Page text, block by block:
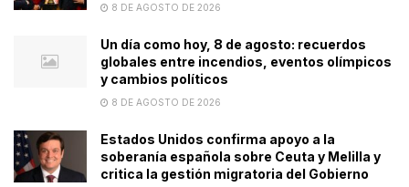
8 DE AGOSTO DE 2026
Un día como hoy, 8 de agosto: recuerdos
globales entre incendios, eventos olímpicos
y cambios políticos
8 DE AGOSTO DE 2026
Estados Unidos confirma apoyo a la
soberanía española sobre Ceuta y Melilla y
critica la gestión migratoria del Gobierno